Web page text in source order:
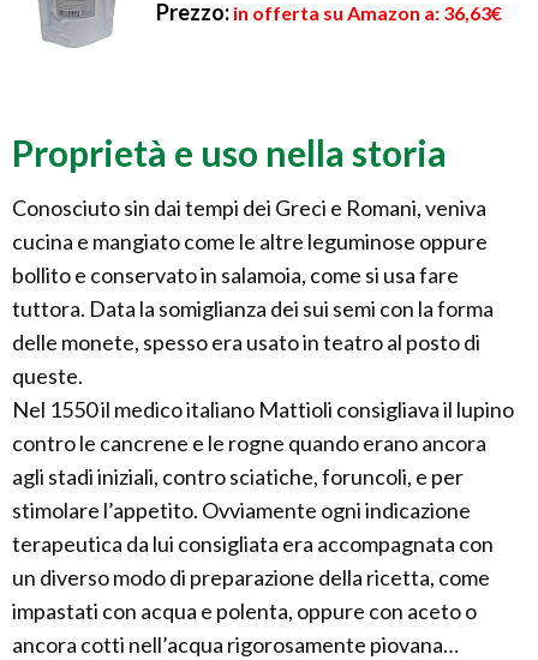
Prezzo: in offerta su Amazon a: 36,63€
Proprietà e uso nella storia
Conosciuto sin dai tempi dei Greci e Romani, veniva
cucina e mangiato come le altre leguminose oppure
bollito e conservato in salamoia, come si usa fare
tuttora. Data la somiglianza dei sui semi con la forma
delle monete, spesso era usato in teatro al posto di
queste.
Nel 1550 il medico italiano Mattioli consigliava il lupino
contro le cancrene e le rogne quando erano ancora
agli stadi iniziali, contro sciatiche, foruncoli, e per
stimolare l’appetito. Ovviamente ogni indicazione
terapeutica da lui consigliata era accompagnata con
un diverso modo di preparazione della ricetta, come
impastati con acqua e polenta, oppure con aceto o
ancora cotti nell’acqua rigorosamente piovana…